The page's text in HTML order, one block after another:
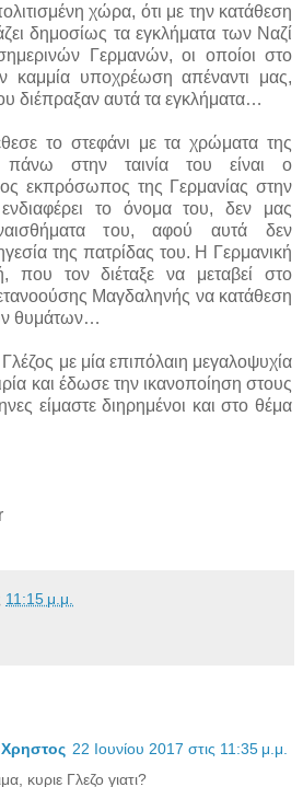
χώρα, ότι με την κατάθεση
δημοσίως τα εγκλήματα των Ναζί
Γερμανών, οι οποίοι στο
καμμία υποχρέωση απέναντι μας,
διέπραξαν αυτά τα εγκλήματα…
το στεφάνι με τα χρώματα της
πάνω στην ταινία του είναι ο
εκπρόσωπος της Γερμανίας στην
το όνομα του, δεν μας
του, αφού αυτά δεν
της πατρίδας του. Η Γερμανική
που τον διέταξε να μεταβεί στο
Μαγδαληνής να κατάθεση
θυμάτων…
με μία επιπόλαιη μεγαλοψυχία
και έδωσε την ικανοποίηση στους
είμαστε διηρημένοι και στο θέμα
11:15 μ.μ.
Χρηστος 22 Ιουνίου 2017 στις 11:35 μ.μ.
κυριε Γλεζο γιατι?